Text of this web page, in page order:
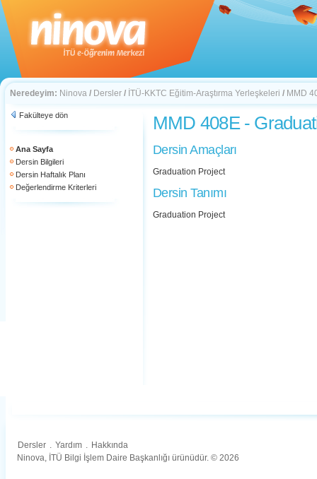
Neredeyim: Ninova / Dersler / İTÜ-KKTC Eğitim-Araştırma Yerleşkeleri / MMD
Fakülteye dön
Ana Sayfa
Dersin Bilgileri
Dersin Haftalık Planı
Değerlendirme Kriterleri
MMD 408E -
Dersin Amaçları
Graduation Project
Dersin Tanımı
Graduation Project
Dersler . Yardım . Hakkında
Ninova, İTÜ Bilgi İşlem Daire Başkanlığı ürünüdür. © 2026